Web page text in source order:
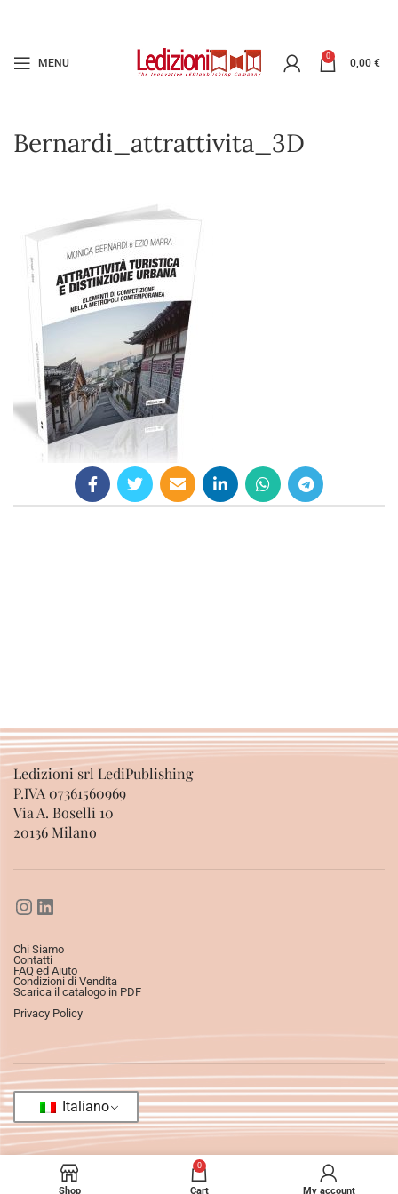
MENU
0
0,00 €
Bernardi_attrattivita_3D
Ledizioni srl LediPublishing
P.IVA 07361560969
Via A. Boselli 10
20136 Milano
Chi Siamo
Contatti
FAQ ed Aiuto
Condizioni di Vendita
Scarica il catalogo in PDF
Privacy Policy
Italiano
Shop
0
Cart My account